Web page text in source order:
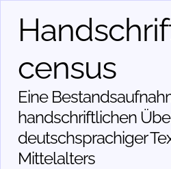
census
Eine
handschriftlichen
deutschsprachiger
Mittelalters